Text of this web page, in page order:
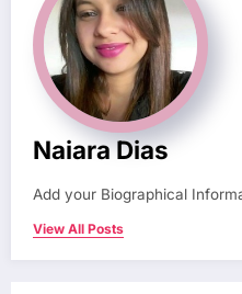
Naiara Dias
Add your Biographical
View All Posts